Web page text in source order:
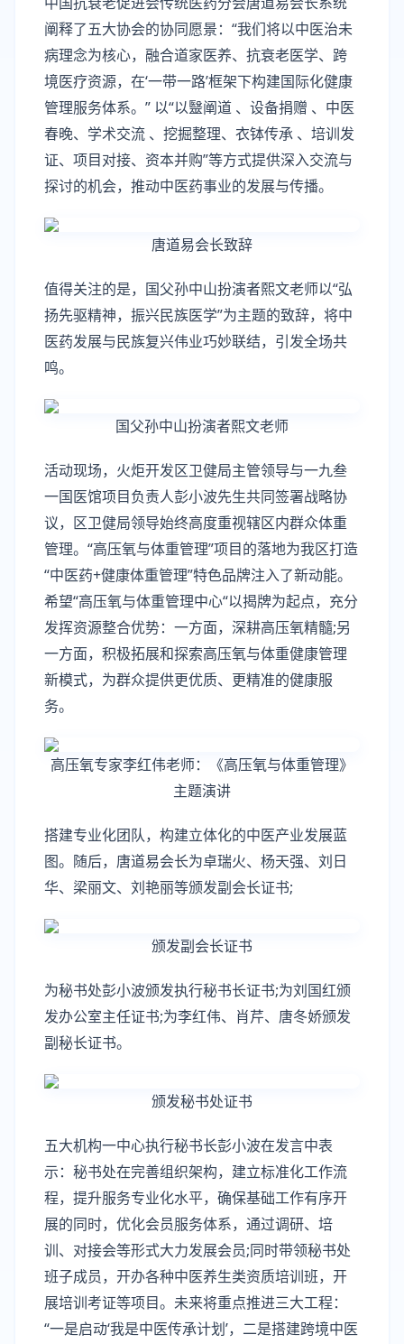
阐释了五大协会的协同愿景：“我们将以中医治未
病理念为核心，融合道家医养、抗衰老医学、跨
境医疗资源，在‘一带一路’框架下构建国际化健康
管理服务体系。” 以“以毉阐道 、设备捐赠 、中医
春晚、学术交流 、挖掘整理、衣钵传承 、培训发
证、项目对接、资本并购”等方式提供深入交流与
探讨的机会，推动中医药事业的发展与传播。
唐道易会长致辞
值得关注的是，国父孙中山扮演者熙文老师以“弘
扬先驱精神，振兴民族医学”为主题的致辞，将中
医药发展与民族复兴伟业巧妙联结，引发全场共
鸣。
国父孙中山扮演者熙文老师
活动现场，火炬开发区卫健局主管领导与一九叁
一国医馆项目负责人彭小波先生共同签署战略协
议，区卫健局领导始终高度重视辖区内群众体重
管理。“高压氧与体重管理”项目的落地为我区打造
“中医药+健康体重管理”特色品牌注入了新动能。
希望“高压氧与体重管理中心“以揭牌为起点，充分
发挥资源整合优势：一方面，深耕高压氧精髓;另
一方面，积极拓展和探索高压氧与体重健康管理
新模式，为群众提供更优质、更精准的健康服
务。
高压氧专家李红伟老师：《高压氧与体重管理》
主题演讲
搭建专业化团队，构建立体化的中医产业发展蓝
图。随后，唐道易会长为卓瑞火、杨天强、刘日
华、梁丽文、刘艳丽等颁发副会长证书;
颁发副会长证书
为秘书处彭小波颁发执行秘书长证书;为刘国红颁
发办公室主任证书;为李红伟、肖芹、唐冬娇颁发
副秘长证书。
颁发秘书处证书
五大机构一中心执行秘书长彭小波在发言中表
示：秘书处在完善组织架构，建立标准化工作流
程，提升服务专业化水平，确保基础工作有序开
展的同时，优化会员服务体系，通过调研、培
训、对接会等形式大力发展会员;同时带领秘书处
班子成员，开办各种中医养生类资质培训班，开
展培训考证等项目。未来将重点推进三大工程：
“一是启动‘我是中医传承计划’，二是搭建跨境中医